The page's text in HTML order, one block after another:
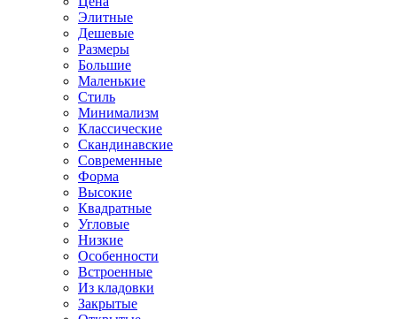
Элитные
Дешевые
Размеры
Большие
Маленькие
Стиль
Минимализм
Классические
Скандинавские
Современные
Форма
Высокие
Квадратные
Угловые
Низкие
Особенности
Встроенные
Из кладовки
Закрытые